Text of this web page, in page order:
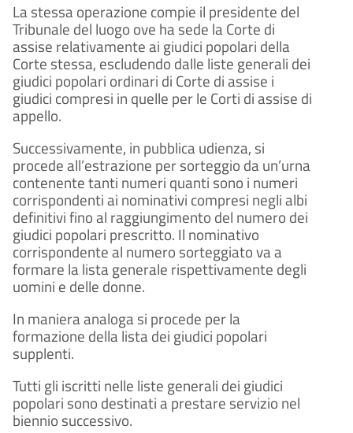
La stessa operazione compie il presidente del
Tribunale del luogo ove ha sede la Corte di
assise relativamente ai giudici popolari della
Corte stessa, escludendo dalle liste generali dei
giudici popolari ordinari di Corte di assise i
giudici compresi in quelle per le Corti di assise di
appello.
Successivamente, in pubblica udienza, si
procede all’estrazione per sorteggio da un’urna
contenente tanti numeri quanti sono i numeri
corrispondenti ai nominativi compresi negli albi
definitivi fino al raggiungimento del numero dei
giudici popolari prescritto. Il nominativo
corrispondente al numero sorteggiato va a
formare la lista generale rispettivamente degli
uomini e delle donne.
In maniera analoga si procede per la
formazione della lista dei giudici popolari
supplenti.
Tutti gli iscritti nelle liste generali dei giudici
popolari sono destinati a prestare servizio nel
biennio successivo.